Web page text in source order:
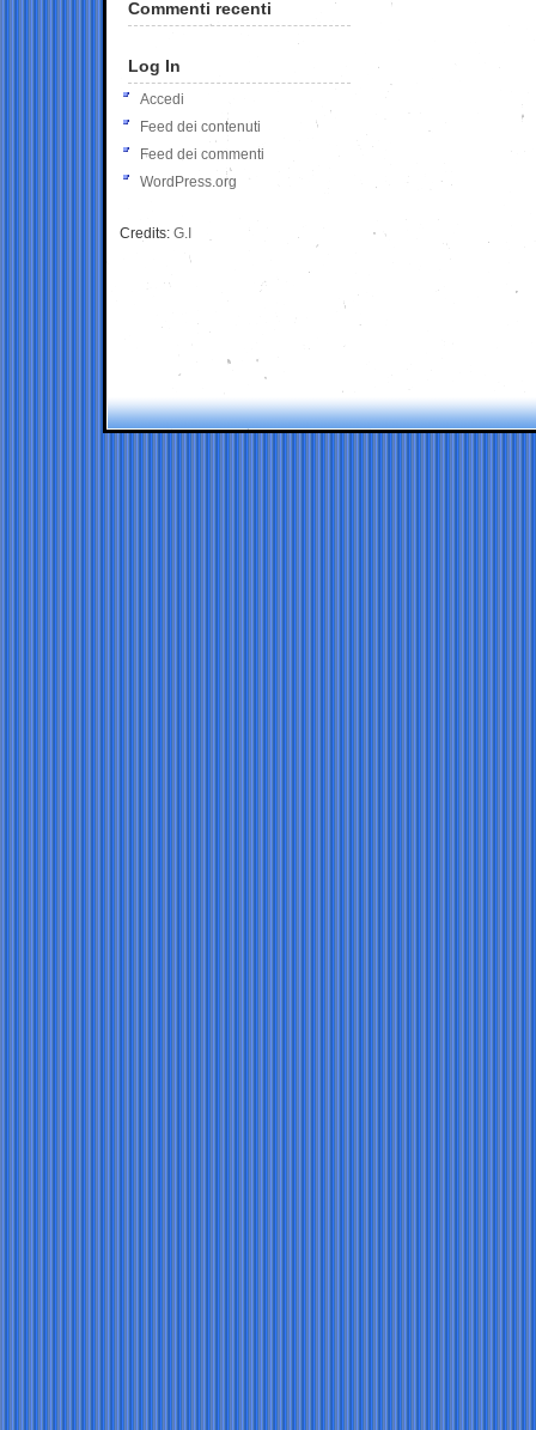
Commenti recenti
Log In
Accedi
Feed dei contenuti
Feed dei commenti
WordPress.org
Credits: G.I